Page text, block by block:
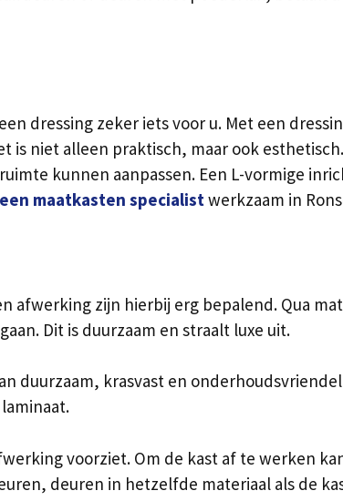
dressing zeker iets voor u. Met een
is niet alleen praktisch, maar ook esthetisch.
kunnen aanpassen. Een L-vormige
maatkasten specialistwerkzaam in
afwerking zijn hierbij erg bepalend. Qua
Dit is duurzaam en straalt luxe uit.
duurzaam, krasvast en
voorziet. Om de kast af te werken
deuren in hetzelfde materiaal als de